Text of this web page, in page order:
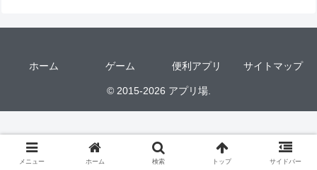
ホーム ゲーム 便利アプリ サイトマップ
© 2015-2026 アプリ場.
メニュー ホーム 検索 トップ サイドバー